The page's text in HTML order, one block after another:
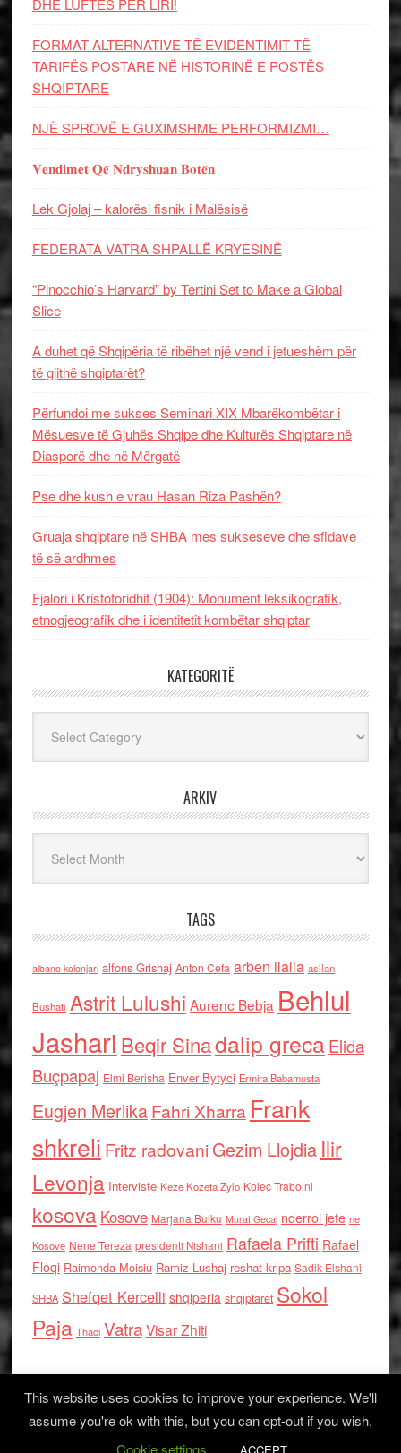
DHE LUFTЁS PЁR LIRI!
FORMAT ALTERNATIVE TË EVIDENTIMIT TË
TARIFËS POSTARE NË HISTORINË E POSTËS
SHQIPTARE
NJË SPROVË E GUXIMSHME PERFORMIZMI…
𝐕𝐞𝐧𝐝𝐢𝐦𝐞𝐭 𝐐𝐞̈ 𝐍𝐝𝐫𝐲𝐬𝐡𝐮𝐚𝐧 𝐁𝐨𝐭𝐞̈𝐧
Lek Gjolaj – kalorësi fisnik i Malësisë
FEDERATA VATRA SHPALLË KRYESINË
“Pinocchio’s Harvard” by Tertini Set to Make a Global
Slice
A duhet që Shqipëria të ribëhet një vend i jetueshëm për
të gjithë shqiptarët?
Përfundoi me sukses Seminari XIX Mbarëkombëtar i
Mësuesve të Gjuhës Shqipe dhe Kulturës Shqiptare në
Diasporë dhe në Mërgatë
Pse dhe kush e vrau Hasan Riza Pashën?
Gruaja shqiptare në SHBA mes sukseseve dhe sfidave
të së ardhmes
Fjalori i Kristoforidhit (1904): Monument leksikografik,
etnogjeografik dhe i identitetit kombëtar shqiptar
KATEGORITË
ARKIV
TAGS
albano kolonjari alfons Grishaj Anton Cefa arben llalla asllan
Bushati Astrit Lulushi Aurenc Bebja Behlul
Jashari Beqir Sinadalip grecaElida
Buçpapaj Elmi Berisha Enver Bytyci Ermira Babamusta
Eugjen MerlikaFahri Xharra Frank
shkreli Fritz radovaniGezim Llojdia Ilir
Levonja Interviste Keze Kozeta Zylo Kolec Traboini
kosova Kosove Marjana Bulku Murat Gecaj nderroi jete ne
Kosove Nene Tereza presidenti Nishani Rafaela Prifti Rafael
Floqi Raimonda Moisiu Ramiz Lushaj reshat kripa Sadik Elshani
SHBA Shefqet Kercelli shqiperia shqiptaret Sokol
Paja Thaci VatraVisar Zhiti
Log in
This website uses cookies to improve your experience. We'll
assume you're ok with this, but you can opt-out if you wish.
Cookie settings